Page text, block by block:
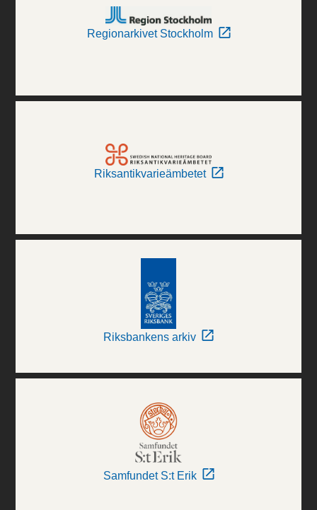
Regionarkivet Stockholm
Riksantikvarieämbetet
Riksbankens arkiv
Samfundet S:t Erik